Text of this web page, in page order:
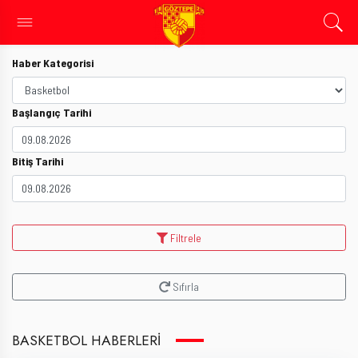
BASKETBOL HABERLERI
Haber Kategorisi
Başlangıç Tarihi
Bitiş Tarihi
Filtrele
Sıfırla